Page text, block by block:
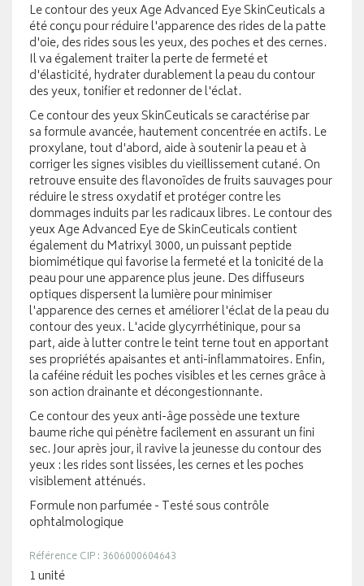
Le contour des yeux Age Advanced Eye SkinCeuticals a
été conçu pour réduire l'apparence des rides de la patte
d'oie, des rides sous les yeux, des poches et des cernes.
Il va également traiter la perte de fermeté et
d'élasticité, hydrater durablement la peau du contour
des yeux, tonifier et redonner de l'éclat.
Ce contour des yeux SkinCeuticals se caractérise par
sa formule avancée, hautement concentrée en actifs. Le
proxylane, tout d'abord, aide à soutenir la peau et à
corriger les signes visibles du vieillissement cutané. On
retrouve ensuite des flavonoïdes de fruits sauvages pour
réduire le stress oxydatif et protéger contre les
dommages induits par les radicaux libres. Le contour des
yeux Age Advanced Eye de SkinCeuticals contient
également du Matrixyl 3000, un puissant peptide
biomimétique qui favorise la fermeté et la tonicité de la
peau pour une apparence plus jeune. Des diffuseurs
optiques dispersent la lumière pour minimiser
l'apparence des cernes et améliorer l'éclat de la peau du
contour des yeux. L'acide glycyrrhétinique, pour sa
part, aide à lutter contre le teint terne tout en apportant
ses propriétés apaisantes et anti-inflammatoires. Enfin,
la caféine réduit les poches visibles et les cernes grâce à
son action drainante et décongestionnante.
Ce contour des yeux anti-âge possède une texture
baume riche qui pénètre facilement en assurant un fini
sec. Jour après jour, il ravive la jeunesse du contour des
yeux : les rides sont lissées, les cernes et les poches
visiblement atténués.
Formule non parfumée - Testé sous contrôle
ophtalmologique
Référence CIP : 3606000604643
1 unité